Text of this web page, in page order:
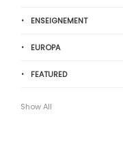
ENSEIGNEMENT
EUROPA
FEATURED
Show All